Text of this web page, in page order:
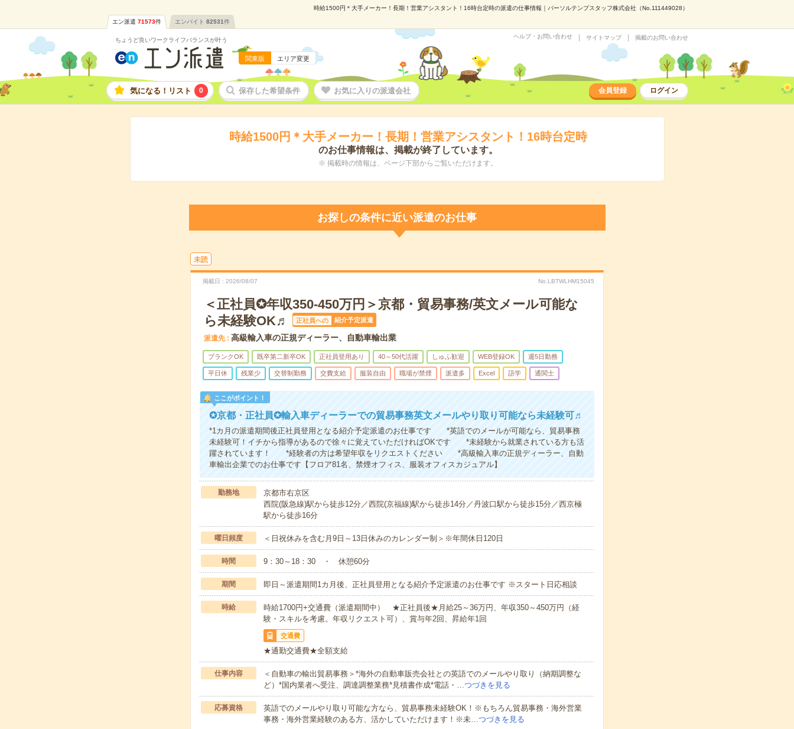
時給1500円＊大手メーカー！長期！営業アシスタント！16時台定時の派遣の仕事情報｜パーソルテンプスタッフ株式会社（No.111449028）
エン派遣 71573件 エンバイト 82531件
ちょうど良いワークライフバランスが叶う
関東版 エリア変更
ヘルプ・お問い合わせ サイトマップ 掲載のお問い合わせ
気になる！リスト 0 保存した希望条件 お気に入りの派遣会社 会員登録 ログイン
時給1500円＊大手メーカー！長期！営業アシスタント！16時台定時
のお仕事情報は、掲載が終了しています。
※ 掲載時の情報は、ページ下部からご覧いただけます。
お探しの条件に近い派遣のお仕事
未読
掲載日 2026/08/07 No.LBTWLHM15045
＜正社員✪年収350-450万円＞京都・貿易事務/英文メール可能な
ら未経験OK♬
正社員への 紹介予定派遣
派遣先 高級輸入車の正規ディーラー、自動車輸出業
ブランクOK 既卒第二新卒OK 正社員登用あり 40～50代活躍 しゅふ歓迎 WEB登録OK 週5日勤務
平日休 残業少 交替制勤務 交費支給 服装自由 職場が禁煙 派遣多 Excel 語学 通関士
ここがポイント！
✪京都・正社員✪輸入車ディーラーでの貿易事務英文メールやり取り可能なら未経験可♬
*1カ月の派遣期間後正社員登用となる紹介予定派遣のお仕事です *英語でのメールが可能なら、貿易事務
未経験可！イチから指導があるので徐々に覚えていただければOKです *未経験から就業されている方も活
躍されています！ *経験者の方は希望年収をリクエストください *高級輸入車の正規ディーラー、自動
車輸出企業でのお仕事です【フロア81名、禁煙オフィス、服装オフィスカジュアル】
勤務地
京都市右京区
西院(阪急線)駅から徒歩12分／西院(京福線)駅から徒歩14分／丹波口駅から徒歩15分／西京極
駅から徒歩16分
曜日頻度 ＜日祝休みを含む月9日～13日休みのカレンダー制＞※年間休日120日
時間 9：30～18：30 ・ 休憩60分
期間 即日～派遣期間1カ月後、正社員登用となる紹介予定派遣のお仕事です ※スタート日応相談
時給
時給1700円+交通費（派遣期間中） ★正社員後★月給25～36万円、年収350～450万円（経
験・スキルを考慮。年収リクエスト可）、賞与年2回、昇給年1回
交通費
★通勤交通費★全額支給
仕事内容
＜自動車の輸出貿易事務＞*海外の自動車販売会社との英語でのメールやり取り（納期調整な
ど）*国内業者へ受注、調達調整業務*見積書作成*電話・…つづきを見る
応募資格
英語でのメールやり取り可能な方なら、貿易事務未経験OK！※もちろん貿易事務・海外営業
事務・海外営業経験のある方、活かしていただけます！※未…つづきを見る